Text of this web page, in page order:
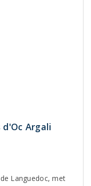
Argali
Languedoc, met